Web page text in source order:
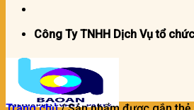
Công Ty TNHH Dịch Vụ tổ